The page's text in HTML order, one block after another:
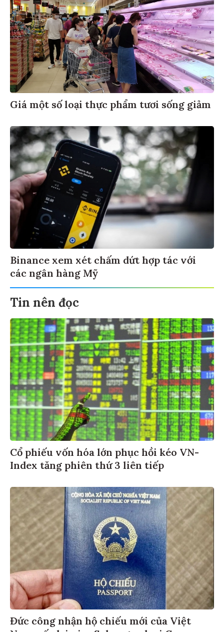
Giá một số loại thực phẩm tươi sống giảm
Binance xem xét chấm dứt hợp tác với
các ngân hàng Mỹ
Tin nên đọc
Cổ phiếu vốn hóa lớn phục hồi kéo VN-
Index tăng phiên thứ 3 liên tiếp
Đức công nhận hộ chiếu mới của Việt